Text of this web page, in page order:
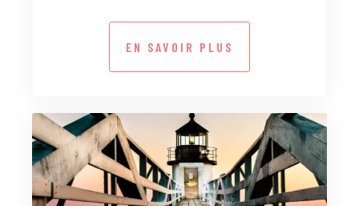
EN SAVOIR PLUS